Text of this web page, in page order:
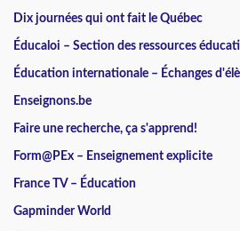
Dix journées qui ont fait le Québec
Éducaloi – Section des ressources
Éducation internationale – Échanges
Enseignons.be
Faire une recherche, ça s'apprend!
Form@PEx – Enseignement explicite
France TV – Éducation
Gapminder World